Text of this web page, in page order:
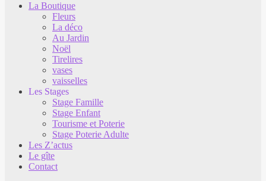
La Boutique
Fleurs
La déco
Au Jardin
Noël
Tirelires
vases
vaisselles
Les Stages
Stage Famille
Stage Enfant
Tourisme et Poterie
Stage Poterie Adulte
Les Z’actus
Le gîte
Contact